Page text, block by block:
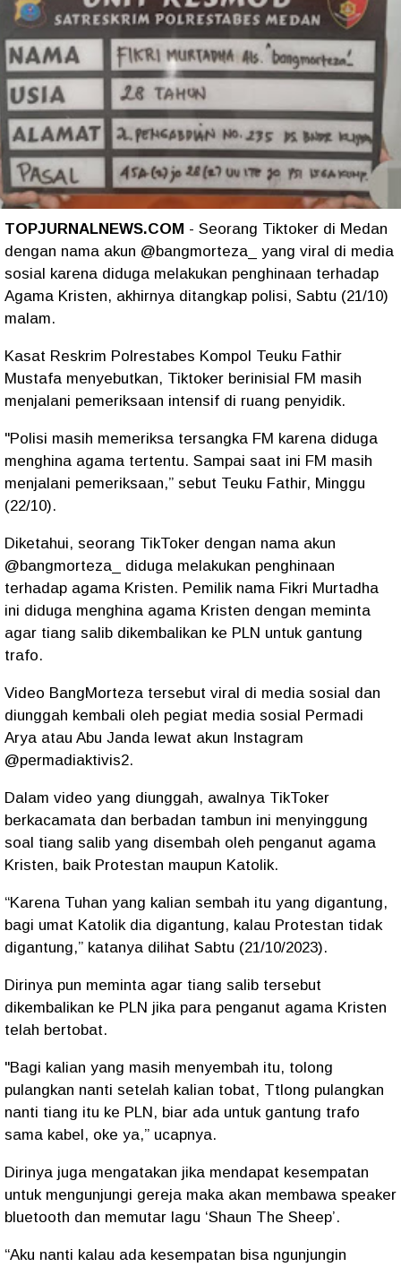
TOPJURNALNEWS.COM - Seorang Tiktoker di Medan
dengan nama akun @bangmorteza_ yang viral di media
sosial karena diduga melakukan penghinaan terhadap
Agama Kristen, akhirnya ditangkap polisi, Sabtu (21/10)
malam.
Kasat Reskrim Polrestabes Kompol Teuku Fathir
Mustafa menyebutkan, Tiktoker berinisial FM masih
menjalani pemeriksaan intensif di ruang penyidik.
"Polisi masih memeriksa tersangka FM karena diduga
menghina agama tertentu. Sampai saat ini FM masih
menjalani pemeriksaan,” sebut Teuku Fathir, Minggu
(22/10).
Diketahui, seorang TikToker dengan nama akun
@bangmorteza_ diduga melakukan penghinaan
terhadap agama Kristen. Pemilik nama Fikri Murtadha
ini diduga menghina agama Kristen dengan meminta
agar tiang salib dikembalikan ke PLN untuk gantung
trafo.
Video BangMorteza tersebut viral di media sosial dan
diunggah kembali oleh pegiat media sosial Permadi
Arya atau Abu Janda lewat akun Instagram
@permadiaktivis2.
Dalam video yang diunggah, awalnya TikToker
berkacamata dan berbadan tambun ini menyinggung
soal tiang salib yang disembah oleh penganut agama
Kristen, baik Protestan maupun Katolik.
“Karena Tuhan yang kalian sembah itu yang digantung,
bagi umat Katolik dia digantung, kalau Protestan tidak
digantung,” katanya dilihat Sabtu (21/10/2023).
Dirinya pun meminta agar tiang salib tersebut
dikembalikan ke PLN jika para penganut agama Kristen
telah bertobat.
"Bagi kalian yang masih menyembah itu, tolong
pulangkan nanti setelah kalian tobat, Ttlong pulangkan
nanti tiang itu ke PLN, biar ada untuk gantung trafo
sama kabel, oke ya,” ucapnya.
Dirinya juga mengatakan jika mendapat kesempatan
untuk mengunjungi gereja maka akan membawa speaker
bluetooth dan memutar lagu ‘Shaun The Sheep’.
“Aku nanti kalau ada kesempatan bisa ngunjungin